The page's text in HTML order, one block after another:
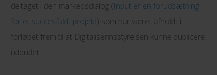
deltaget i den markedsdialog (Input er en forudsætning
for et succesfuldt projekt) som har været afholdt i
forløbet frem til at Digitaliserinsstyrelsen kunne publicere
udbudet.